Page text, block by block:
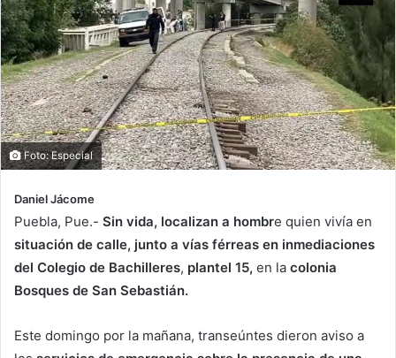
Foto: Especial
Daniel Jácome
Puebla, Pue.- Sin vida, localizan a hombre quien vivía en
situación de calle, junto a vías férreas en inmediaciones
del Colegio de Bachilleres, plantel 15, en la colonia
Bosques de San Sebastián.
Este domingo por la mañana, transeúntes dieron aviso a